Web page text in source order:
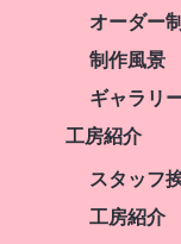
オーダー
制作風景
ギャラリ
工房紹介
スタッフ
工房紹介